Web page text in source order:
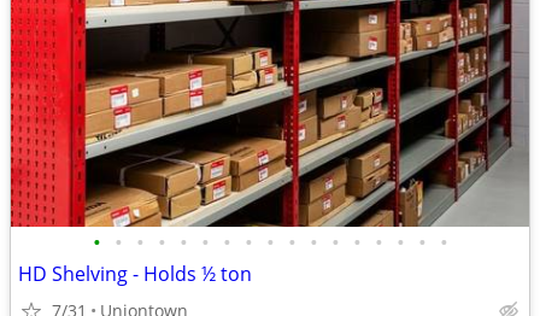
• • • • • • • • • • • • • • • • •
HD Shelving - Holds ½ ton
7/31 Uniontown